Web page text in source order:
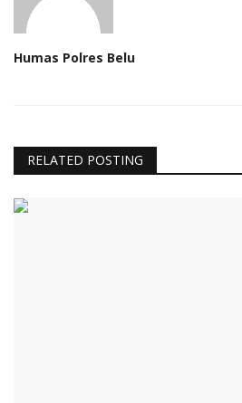
Humas Polres Belu
RELATED POSTING